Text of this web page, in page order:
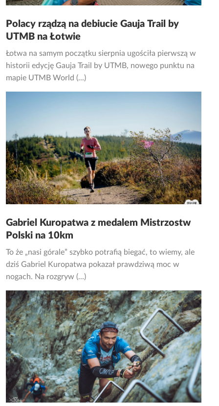
Polacy rządzą na debiucie Gauja Trail by
UTMB na Łotwie
Łotwa na samym początku sierpnia ugościła pierwszą w
historii edycję Gauja Trail by UTMB, nowego punktu na
mapie UTMB World (...)
Gabriel Kuropatwa z medalem Mistrzostw
Polski na 10km
To że „nasi górale” szybko potrafią biegać, to wiemy, ale
dziś Gabriel Kuropatwa pokazał prawdziwą moc w
nogach. Na rozgryw (...)